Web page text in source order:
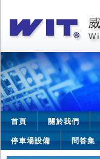
首頁 關於我們
停車場設備
問答集